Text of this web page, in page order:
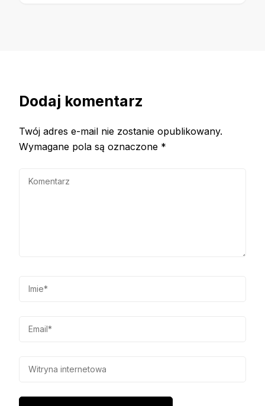
Dodaj komentarz
Twój adres e-mail nie zostanie opublikowany.
Wymagane pola są oznaczone *